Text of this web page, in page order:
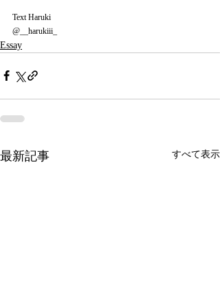
Text Haruki
@__harukiii_
Essay
最新記事 すべて表示